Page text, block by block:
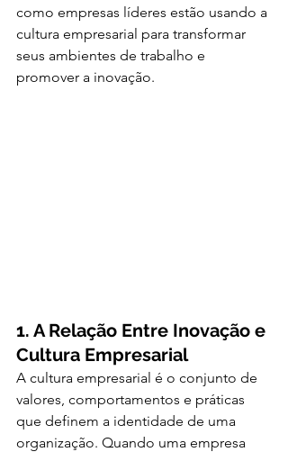
como empresas líderes estão usando a
cultura empresarial para transformar
seus ambientes de trabalho e
promover a inovação.
1. A Relação Entre Inovação e
Cultura Empresarial
A cultura empresarial é o conjunto de
valores, comportamentos e práticas
que definem a identidade de uma
organização. Quando uma empresa